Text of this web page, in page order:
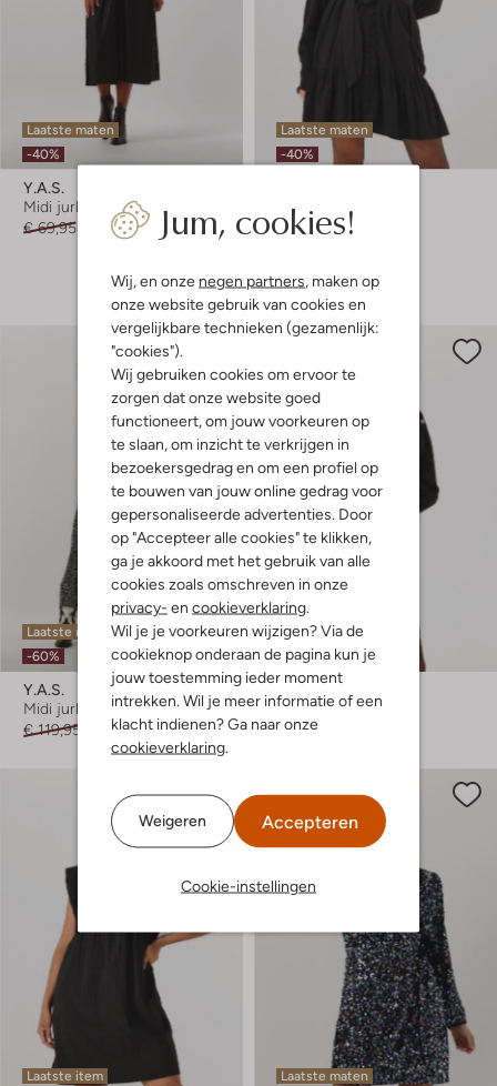
Jum, cookies!
Wij, en onze negen partners , maken op
onze website gebruik van cookies en
vergelijkbare technieken (gezamenlijk:
"cookies").
Wij gebruiken cookies om ervoor te
zorgen dat onze website goed
functioneert, om jouw voorkeuren op
te slaan, om inzicht te verkrijgen in
bezoekersgedrag en om een profiel op
te bouwen van jouw online gedrag voor
gepersonaliseerde advertenties. Door
op "Accepteer alle cookies" te klikken,
ga je akkoord met het gebruik van alle
cookies zoals omschreven in onze
privacy- en cookieverklaring
Wil je je voorkeuren wijzigen? Via de
cookieknop onderaan de pagina kun je
jouw toestemming ieder moment
intrekken. Wil je meer informatie of een
klacht indienen? Ga naar onze
cookieverklaring
Weigeren Accepteren
Cookie-instellingen
Laatste maten
-40%
Y.a.s.
Midi jurk
€ 69,95
€ 41,99
Laatste maten
-40%
Mini jurk
€ 89,95 € 53,99
Laatste items
-60%
Y.a.s.
Midi jurk
€ 119,95
€ 47,99
Laatste items
Y.a.s.
Mini jurk
€ 79,99
Laatste item
Laatste maten